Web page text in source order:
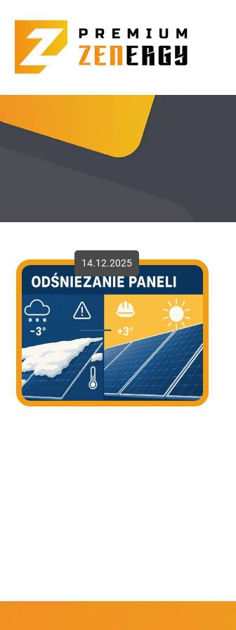
14.12.2025